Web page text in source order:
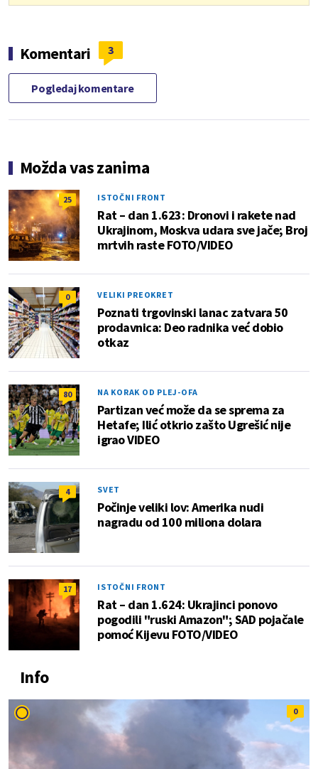
Komentari 3
Pogledaj komentare
Možda vas zanima
25 ISTOČNI FRONT
Rat – dan 1.623: Dronovi i rakete nad
Ukrajinom, Moskva udara sve jače; Broj
mrtvih raste FOTO/VIDEO
0 VELIKI PREOKRET
Poznati trgovinski lanac zatvara 50
prodavnica: Deo radnika već dobio
otkaz
80 NA KORAK OD PLEJ-OFA
Partizan već može da se sprema za
Hetafe; Ilić otkrio zašto Ugrešić nije
igrao VIDEO
4 SVET
Počinje veliki lov: Amerika nudi
nagradu od 100 miliona dolara
17 ISTOČNI FRONT
Rat – dan 1.624: Ukrajinci ponovo
pogodili "ruski Amazon"; SAD pojačale
pomoć Kijevu FOTO/VIDEO
Info
0